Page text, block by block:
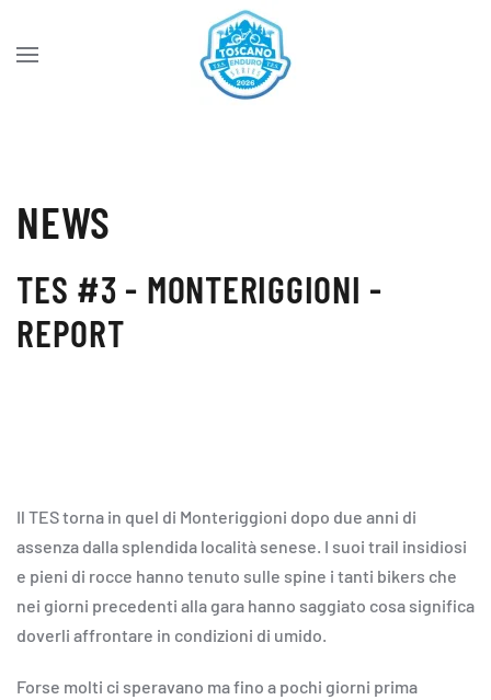
Skip to main content
NEWS
TES #3 - MONTERIGGIONI -
REPORT
Il TES torna in quel di Monteriggioni dopo due anni di
assenza dalla splendida località senese. I suoi trail insidiosi
e pieni di rocce hanno tenuto sulle spine i tanti bikers che
nei giorni precedenti alla gara hanno saggiato cosa significa
doverli affrontare in condizioni di umido.
Forse molti ci speravano ma fino a pochi giorni prima